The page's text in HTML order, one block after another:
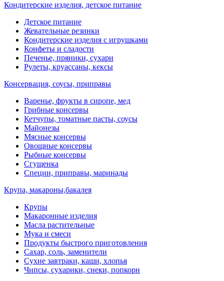
Кондитерские изделия, детское питание
Детское питание
Жевательные резинки
Кондитерские изделия с игрушками
Конфеты и сладости
Печенье, пряники, сухари
Рулеты, круассаны, кексы
Консервация, соусы, приправы
Варенье, фрукты в сиропе, мед
Грибные консервы
Кетчупы, томатные пасты, соусы
Майонезы
Мясные консервы
Овощные консервы
Рыбные консервы
Сгущенка
Специи, приправы, маринады
Крупа, макароны,бакалея
Крупы
Макаронные изделия
Масла растительные
Мука и смеси
Продукты быстрого приготовления
Сахар, соль, заменители
Сухие завтраки, каши, хлопья
Чипсы, сухарики, снеки, попкорн